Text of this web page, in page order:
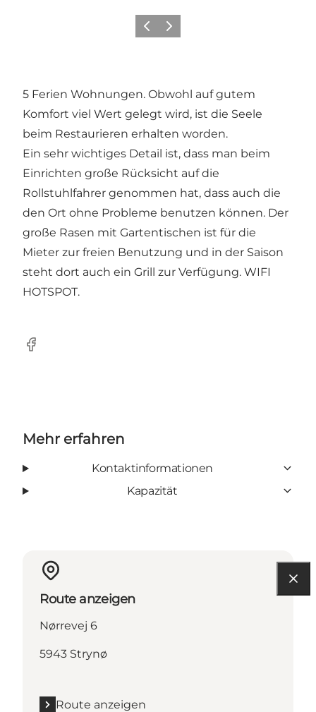
ZurückWeiter
5 Ferien Wohnungen. Obwohl auf gutem
Komfort viel Wert gelegt wird, ist die Seele
beim Restaurieren erhalten worden.
Ein sehr wichtiges Detail ist, dass man beim
Einrichten große Rücksicht auf die
Rollstuhlfahrer genommen hat, dass auch die
den Ort ohne Probleme benutzen können. Der
große Rasen mit Gartentischen ist für die
Mieter zur freien Benutzung und in der Saison
steht dort auch ein Grill zur Verfügung. WIFI
HOTSPOT.
Facebook
Mehr erfahren
Kontaktinformationen
Kapazität
Route anzeigen
Nørrevej 6
5943 Strynø
Route anzeigen